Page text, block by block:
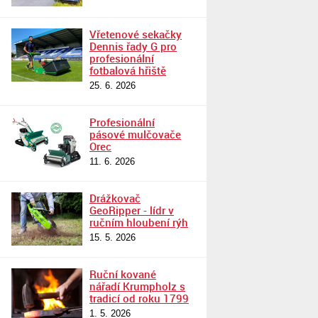
Vřetenové sekačky
Dennis řady G pro
profesionální
fotbalová hřiště
25. 6. 2026
Profesionální
pásové mulčovače
Orec
11. 6. 2026
Drážkovač
GeoRipper - lídr v
ručním hloubení rýh
15. 5. 2026
Ruční kované
nářadí Krumpholz s
tradicí od roku 1799
1. 5. 2026